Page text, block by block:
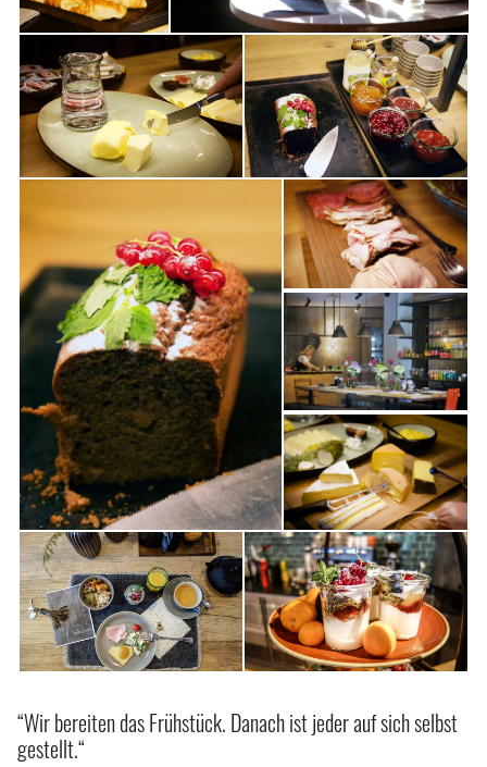
“Wir bereiten das Frühstück. Danach ist jeder auf sich selbst
gestellt.“